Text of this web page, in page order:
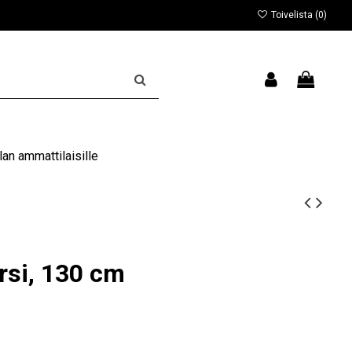
Toivelista (0)
ammattilaisille
130 cm